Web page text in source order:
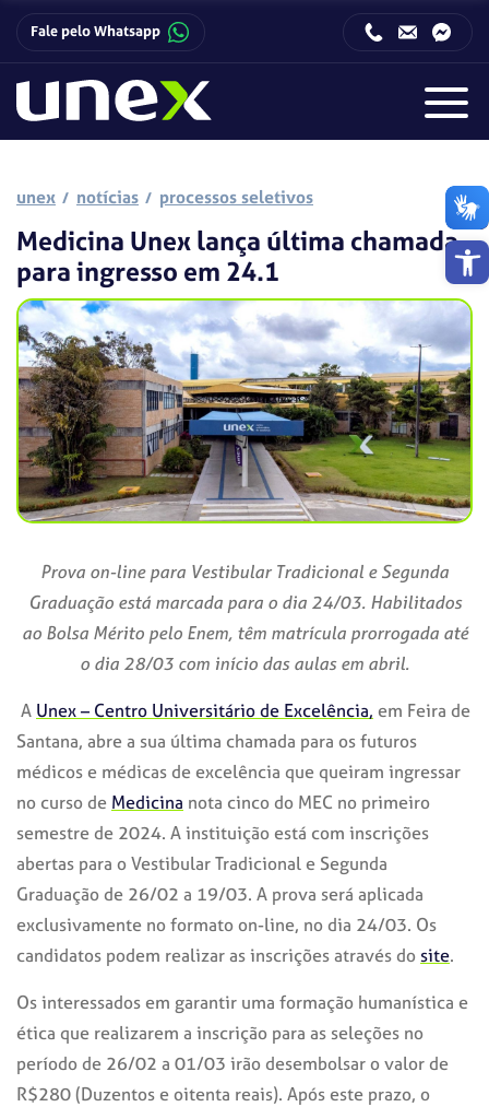
Barra
Fale pelo Whatsapp
unex notícias processos seletivos
Medicina Unex lança última chamada
para ingresso em 24.1
Prova on-line para Vestibular Tradicional e Segunda
Graduação está marcada para o dia 24/03. Habilitados
ao Bolsa Mérito pelo Enem, têm matrícula prorrogada até
o dia 28/03 com início das aulas em abril.
A Unex – Centro Universitário de Excelência, em Feira de
Santana, abre a sua última chamada para os futuros
médicos e médicas de excelência que queiram ingressar
no curso de Medicina nota cinco do MEC no primeiro
semestre de 2024. A instituição está com inscrições
abertas para o Vestibular Tradicional e Segunda
Graduação de 26/02 a 19/03. A prova será aplicada
exclusivamente no formato on-line, no dia 24/03. Os
candidatos podem realizar as inscrições através dosite.
Os interessados em garantir uma formação humanística e
ética que realizarem a inscrição para as seleções no
período de 26/02 a 01/03 irão desembolsar o valor de
R$280 (Duzentos e oitenta reais). Após este prazo, o